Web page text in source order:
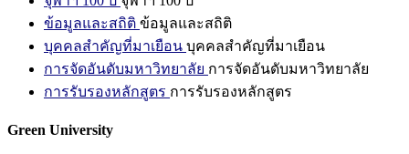
ข้อมูลและสถิติ ข้อมูลและสถิติ
บุคคลสำคัญที่มาเยือน บุคคลสำคัญที่มาเยือน
การจัดอันดับมหาวิทยาลัย การจัดอันดับมหาวิทยาลัย
การรับรองหลักสูตร การรับรองหลักสูตร
Green University